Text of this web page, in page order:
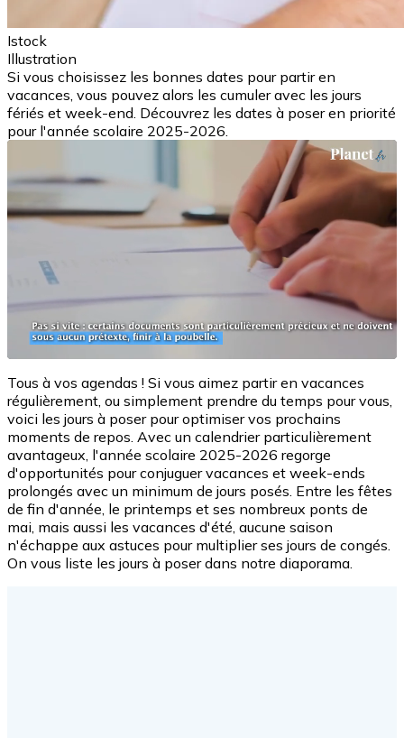
Istock
Illustration
Si vous choisissez les bonnes dates pour partir en
vacances, vous pouvez alors les cumuler avec les jours
fériés et week-end. Découvrez les dates à poser en priorité
pour l'année scolaire 2025-2026.
Tous à vos agendas ! Si vous aimez partir en vacances
régulièrement, ou simplement prendre du temps pour vous,
voici les jours à poser pour optimiser vos prochains
moments de repos. Avec un calendrier particulièrement
avantageux, l'année scolaire 2025-2026 regorge
d'opportunités pour conjuguer vacances et week-ends
prolongés avec un minimum de jours posés. Entre les fêtes
de fin d'année, le printemps et ses nombreux ponts de
mai, mais aussi les vacances d'été, aucune saison
n'échappe aux astuces pour multiplier ses jours de congés.
On vous liste les jours à poser dans notre diaporama.